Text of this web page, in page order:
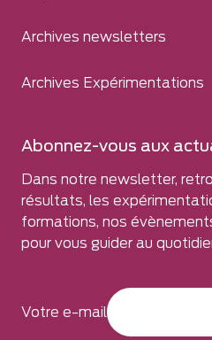
Archives newsletters
Archives Expérimentations
Abonnez-vous aux
Dans notre newsletter,
résultats, les
formations, nos
pour vous guider au
Votre e-mail